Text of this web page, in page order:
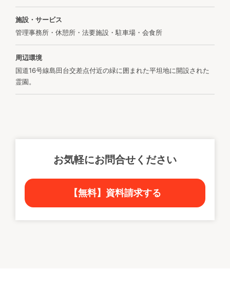
施設・サービス
管理事務所・休憩所・法要施設・駐車場・会食所
周辺環境
国道16号線島田台交差点付近の緑に囲まれた平坦地に開設された
霊園。
お気軽にお問合せください
【無料】資料請求する